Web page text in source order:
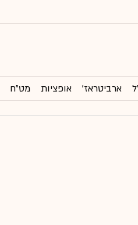
ארביטראז' אופציות מט"ח